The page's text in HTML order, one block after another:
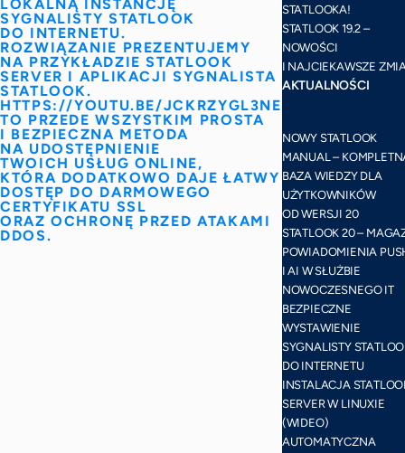
LOKALNĄ INSTANCJĘ
SYGNALISTY STATLOOK
DO INTERNETU.
ROZWIĄZANIE PREZENTUJEMY
NA PRZYKŁADZIE STATLOOK
SERVER I APLIKACJI SYGNALISTA
STATLOOK.
HTTPS://YOUTU.BE/JCKRZYGL3NE
TO PRZEDE WSZYSTKIM PROSTA
I BEZPIECZNA METODA
NA UDOSTĘPNIENIE
TWOICH USŁUG ONLINE,
KTÓRA DODATKOWO DAJE ŁATWY
DOSTĘP DO DARMOWEGO
CERTYFIKATU SSL
ORAZ OCHRONĘ PRZED ATAKAMI
DDOS.
STATLOOKA!
STATLOOK 19.2 –
NOWOŚCI
I NAJCIEKAWSZE
AKTUALNOŚCI
NOWY STATLOOK
MANUAL –
BAZA WIEDZY DLA
UŻYTKOWNIKÓW
OD WERSJI 20
STATLOOK 20 –
POWIADOMIENIA
I AI W SŁUŻBIE
NOWOCZESNEGO IT
BEZPIECZNE
WYSTAWIENIE
SYGNALISTY
DO INTERNETU
INSTALACJA
SERVER W LINUXIE
(WIDEO)
AUTOMATYCZNA